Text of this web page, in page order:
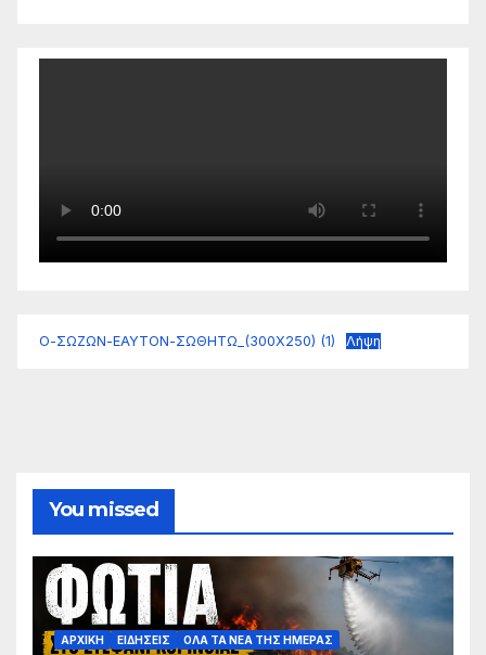
Ο-ΣΩΖΩΝ-ΕΑΥΤΟΝ-ΣΩΘΗΤΩ_(300Χ250) (1) Λήψη
You missed
ΑΡΧΙΚΗ ΕΙΔΗΣΕΙΣ ΟΛΑ ΤΑ ΝΕΑ ΤΗΣ ΗΜΕΡΑΣ